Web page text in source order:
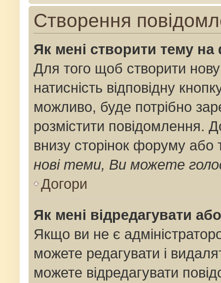
Створення
Як мені створити тему
Для того щоб створити
натисність відповідну
можливо, буде потрібно
розмістити повідомлення.
внизу сторінок форуму або
нові теми, Ви можете
Догори
Як мені відредагувати
Якщо ви не є
можете редагувати і
можете відредагувати